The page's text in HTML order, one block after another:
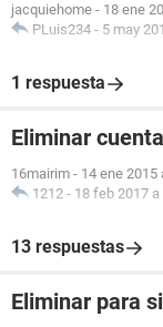
jacquiehome - 18 ene
PLuis234 - 5 may
1 respuesta
Eliminar
16mairim - 14 ene 2015
1212 - 18 feb 2017
13 respuestas
Eliminar para